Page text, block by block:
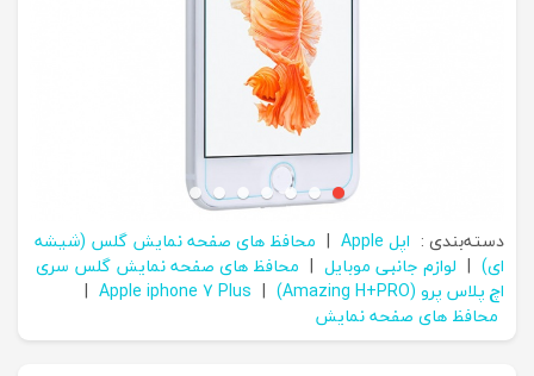
دسته‌بندی : اپل Apple | محافظ های صفحه نمایش گلس (شیشه
ای) | لوازم جانبی موبایل | محافظ های صفحه نمایش گلس سری
اچ پلاس پرو (Amazing H+PRO)
|
Apple iphone 7 Plus
|
محافظ های صفحه نمایش